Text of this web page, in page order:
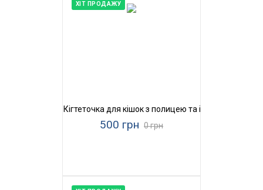
ХІТ ПРОДАЖУ
Кігтеточка для кішок з полицею та іграшками
500 грн 0 грн